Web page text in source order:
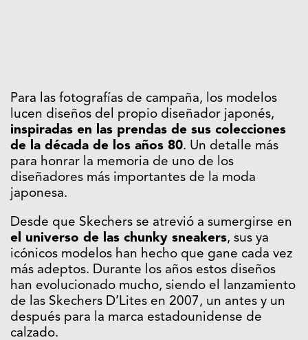
Para las fotografías de campaña, los modelos
lucen diseños del propio diseñador japonés,
inspiradas en las prendas de sus colecciones
de la década de los años 80. Un detalle más
para honrar la memoria de uno de los
diseñadores más importantes de la moda
japonesa.
Desde que Skechers se atrevió a sumergirse en
el universo de las chunky sneakers, sus ya
icónicos modelos han hecho que gane cada vez
más adeptos. Durante los años estos diseños
han evolucionado mucho, siendo el lanzamiento
de las Skechers D’Lites en 2007, un antes y un
después para la marca estadounidense de
calzado.